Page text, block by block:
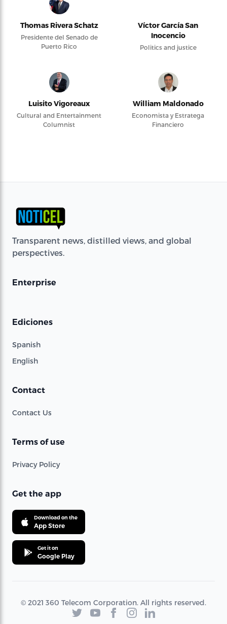
Thomas Rivera Schatz
Presidente del Senado de
Puerto Rico
Víctor García San
Inocencio
Politics and justice
Luisito Vigoreaux
Cultural and Entertainment
Columnist
William Maldonado
Economista y Estratega
Financiero
Transparent news, distilled views, and global
perspectives.
Enterprise
Ediciones
Spanish
English
Contact
Contact Us
Terms of use
Privacy Policy
Get the app
Download on the
App Store
Get it on
Google Play
© 2021 360 Telecom Corporation. All rights reserved.